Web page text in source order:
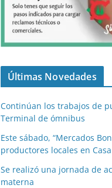
Últimas Novedades
Continúan los trabajos de
Terminal de ómnibus
Este sábado, “Mercados
productores locales en
Se realizó una jornada de
materna